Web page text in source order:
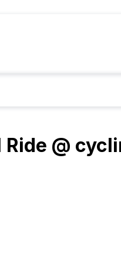
Ride @